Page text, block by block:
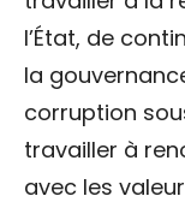
l’État, de
la
corruption
travailler à
avec les